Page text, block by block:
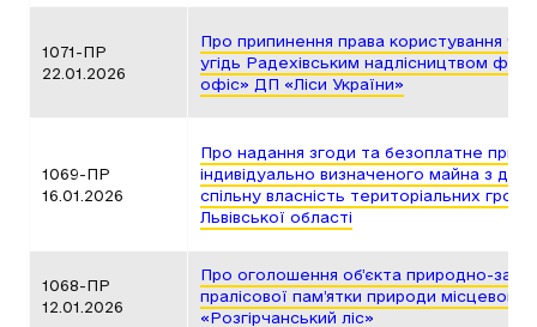
1071-ПР
22.01.2026
Про припинення права користування
угідь Радехівським надлісництвом
офіс» ДП «Ліси України»
1069-ПР
16.01.2026
Про надання згоди та безоплатне
індивідуально визначеного майна з
спільну власність територіальних
Львівської області
1068-ПР
12.01.2026
Про оголошення об’єкта природно-
пралісової пам’ятки природи місцевого
«Розгірчанський ліс»